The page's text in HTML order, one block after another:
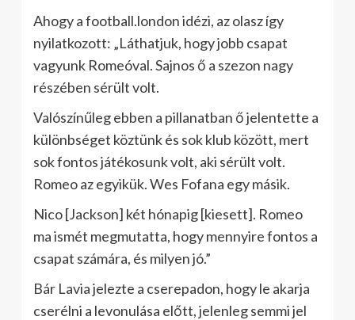
Ahogy a football.london idézi, az olasz így
nyilatkozott: „Láthatjuk, hogy jobb csapat
vagyunk Romeóval. Sajnos ő a szezon nagy
részében sérült volt.
Valószínűleg ebben a pillanatban ő jelentette a
különbséget köztünk és sok klub között, mert
sok fontos játékosunk volt, aki sérült volt.
Romeo az egyikük. Wes Fofana egy másik.
Nico [Jackson] két hónapig [kiesett]. Romeo
ma ismét megmutatta, hogy mennyire fontos a
csapat számára, és milyen jó.”
Bár Lavia jelezte a cserepadon, hogy le akarja
cserélni a levonulása előtt, jelenleg semmi jel